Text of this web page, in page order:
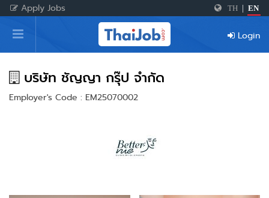
Apply Jobs TH EN
Home
Login
Register
Login
บริษัท ชัญญา กรุ๊ป จำกัด
Employer's Code : EM25070002